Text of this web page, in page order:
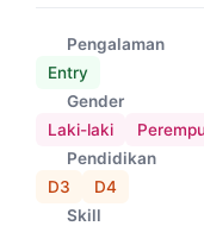
Pengalaman
Entry
Gender
Laki-laki
Pendidikan
D3
D4
Skill